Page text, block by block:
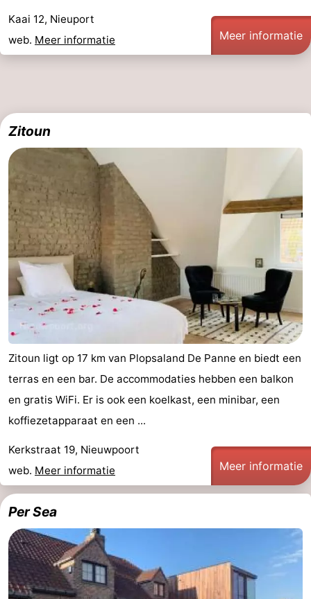
Kaai 12, Nieuport
web. Meer informatie Meer informatie
Zitoun
Zitoun ligt op 17 km van Plopsaland De Panne en biedt een
terras en een bar. De accommodaties hebben een balkon
en gratis WiFi. Er is ook een koelkast, een minibar, een
koffiezetapparaat en een ...
Kerkstraat 19, Nieuwpoort
web. Meer informatie Meer informatie
Per Sea